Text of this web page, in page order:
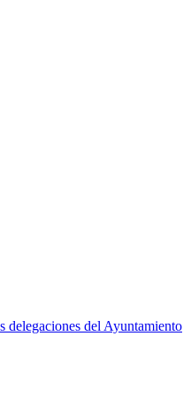
delegaciones del Ayuntamiento